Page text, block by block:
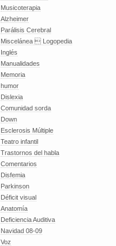
Musicoterapia
Alzheimer
Parálisis Cerebral
Miscelánea  Logopedia
Inglés
Manualidades
Memoria
humor
Dislexia
Comunidad sorda
Down
Esclerosis Múltiple
Teatro infantil
Trastornos del habla
Comentarios
Disfemia
Parkinson
Déficit visual
Anatomía
Deficiencia Auditiva
Navidad 08-09
Voz